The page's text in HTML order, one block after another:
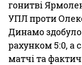
гонитві
УПЛ проти
Динамо
рахунком 5:0, а
матчі та